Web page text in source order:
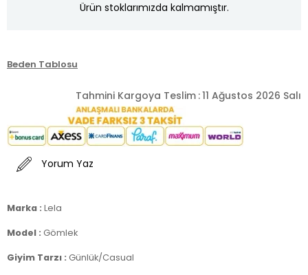
Ürün stoklarımızda kalmamıştır.
Beden Tablosu
Tahmini Kargoya Teslim :11 Ağustos 2026 Salı
Yorum Yaz
Marka : Lela
Model : Gömlek
Giyim Tarzı : Günlük/Casual